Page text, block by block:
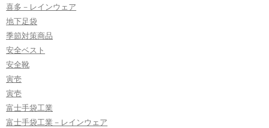
喜多－レインウェア
地下足袋
季節対策商品
安全ベスト
安全靴
寅壱
寅壱
富士手袋工業
富士手袋工業－レインウェア